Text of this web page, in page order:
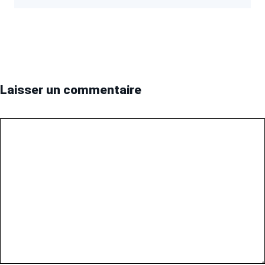
Laisser un commentaire